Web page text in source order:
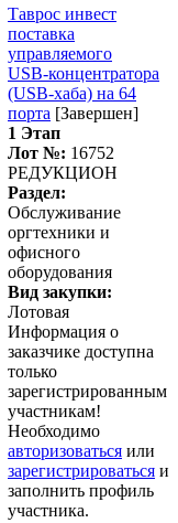
Таврос инвест
поставка
управляемого
USB‑концентратора
(USB‑хаба) на 64
порта [Завершен]
1 Этап
Лот №: 16752
РЕДУКЦИОН
Раздел:
Обслуживание
оргтехники и
офисного
оборудования
Вид закупки:
Лотовая
Информация о
заказчике доступна
только
зарегистрированным
участникам!
Необходимо
авторизоваться или
зарегистрироваться и
заполнить профиль
участника.